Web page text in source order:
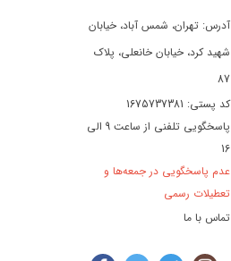
آدرس: تهران، شمس آباد، خیابان
شهید کرد، خیابان خانعلی، پلاک
87
کد پستی: 1675737381
پاسخگویی تلفنی از ساعت 9 الی
16
عدم پاسخگویی در جمعه‌ها و
تعطیلات رسمی
تماس با ما